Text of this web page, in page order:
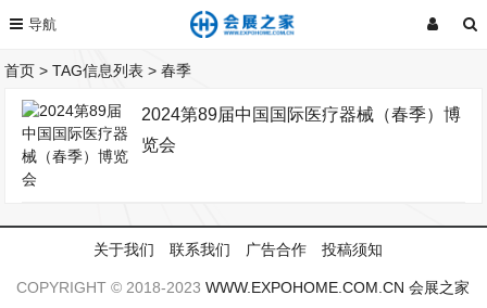
首页 > TAG信息列表 > 春季
2024第89届中国国际医疗器械（春季）博
览会
关于我们 联系我们 广告合作 投稿须知
COPYRIGHT © 2018-2023WWW.EXPOHOME.COM.CN 会展之家